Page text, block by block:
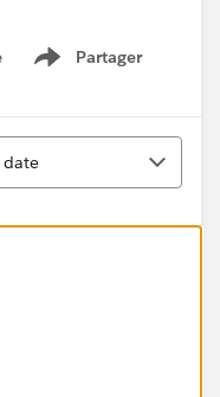
the image assets
Partager
Show menu
date